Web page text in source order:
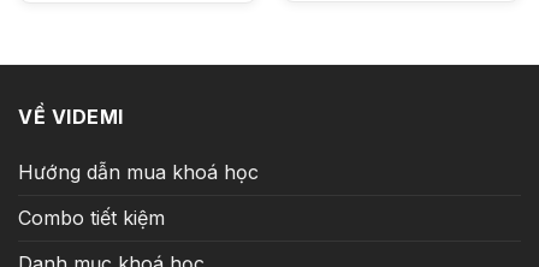
VỀ VIDEMI
Hướng dẫn mua khoá học
Combo tiết kiệm